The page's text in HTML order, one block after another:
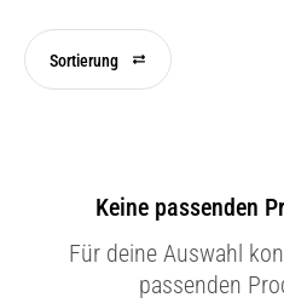
Sortierung
Keine passenden
Für deine Auswahl
passenden